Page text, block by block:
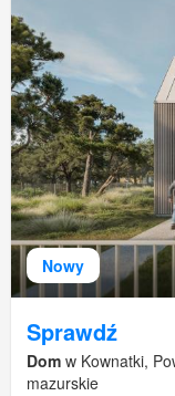
Nowy
Sprawdź
Dom w Kownatki,
mazurskie